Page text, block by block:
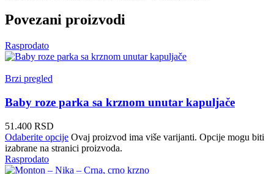
Povezani proizvodi
Rasprodato
Brzi pregled
Baby roze parka sa krznom unutar kapuljače
51.400 RSD
Odaberite opcije Ovaj proizvod ima više varijanti. Opcije mogu biti
izabrane na stranici proizvoda.
Rasprodato